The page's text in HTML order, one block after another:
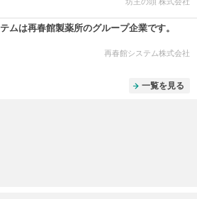
ムは再春館製薬所のグループ企業です。
再春館システム株式会社
一覧を見る